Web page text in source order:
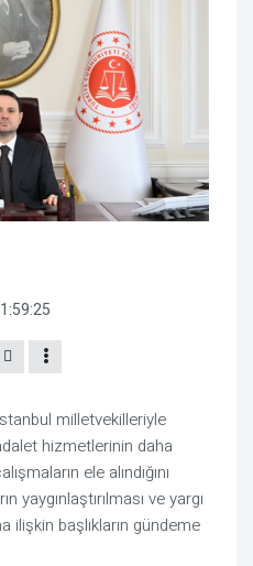
milletvekilleriyle
hizmetlerinin daha
ele alındığını
yaygınlaştırılması ve yargı
ilişkin başlıkların gündeme